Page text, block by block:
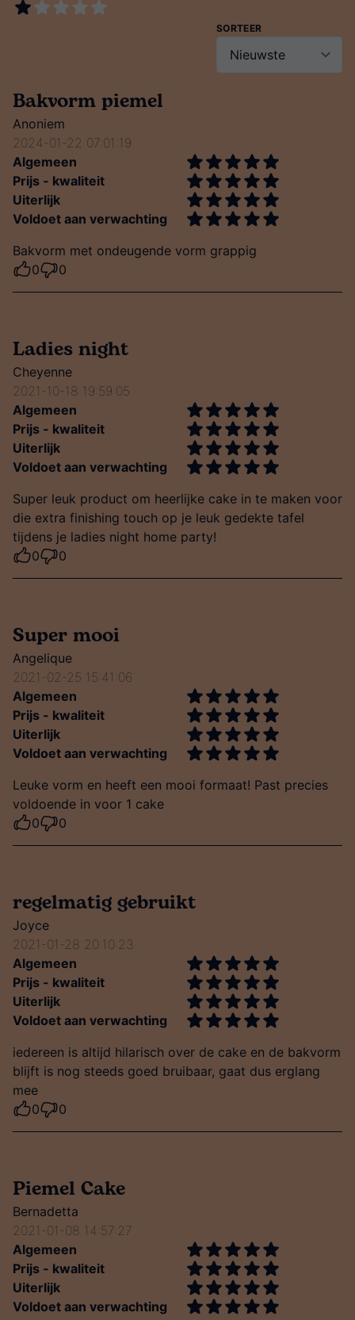
SORTEER
Bakvorm piemel
Anoniem
2024-01-22 07:01:19
Algemeen
Prijs - kwaliteit
Uiterlijk
Voldoet aan verwachting
Bakvorm met ondeugende vorm grappig
0
0
Ladies night
Cheyenne
2021-10-18 19:59:05
Algemeen
Prijs - kwaliteit
Uiterlijk
Voldoet aan verwachting
Super leuk product om heerlijke cake in te maken voor
die extra finishing touch op je leuk gedekte tafel
tijdens je ladies night home party!
0
0
Super mooi
Angelique
2021-02-25 15:41:06
Algemeen
Prijs - kwaliteit
Uiterlijk
Voldoet aan verwachting
Leuke vorm en heeft een mooi formaat! Past precies
voldoende in voor 1 cake
0
0
regelmatig gebruikt
Joyce
2021-01-28 20:10:23
Algemeen
Prijs - kwaliteit
Uiterlijk
Voldoet aan verwachting
iedereen is altijd hilarisch over de cake en de bakvorm
blijft is nog steeds goed bruibaar, gaat dus erglang
mee
0
0
Piemel Cake
Bernadetta
2021-01-08 14:57:27
Algemeen
Prijs - kwaliteit
Uiterlijk
Voldoet aan verwachting